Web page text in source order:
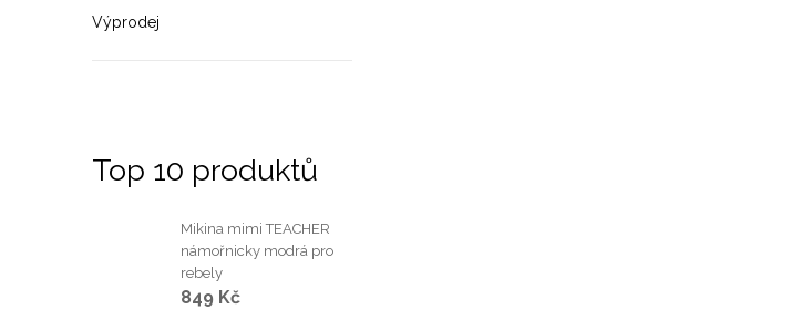
Výprodej
Top 10 produktů
Mikina mimi TEACHER
námořnicky modrá pro
rebely
849 Kč